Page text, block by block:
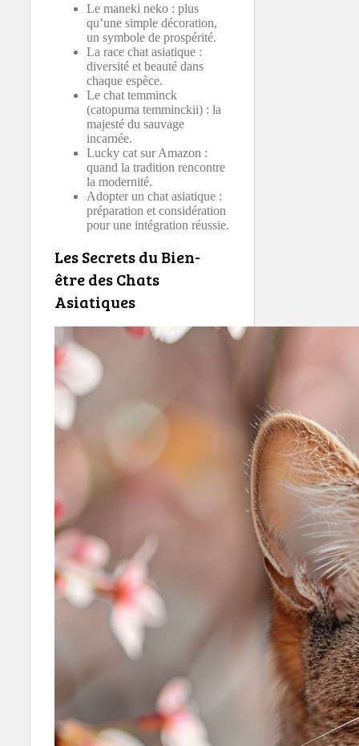
Le maneki neko : plus
qu’une simple décoration,
un symbole de prospérité.
La race chat asiatique :
diversité et beauté dans
chaque espèce.
Le chat temminck
(catopuma temminckii) : la
majesté du sauvage
incarnée.
Lucky cat sur Amazon :
quand la tradition rencontre
la modernité.
Adopter un chat asiatique :
préparation et considération
pour une intégration réussie.
Les Secrets du Bien-
être des Chats
Asiatiques